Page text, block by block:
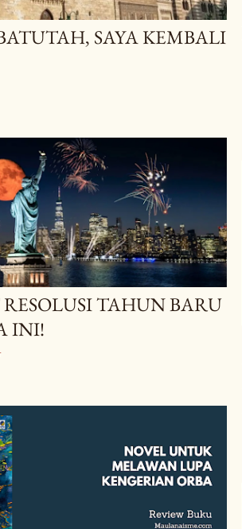
SAYA KEMBALI
TAHUN BARU
INI!